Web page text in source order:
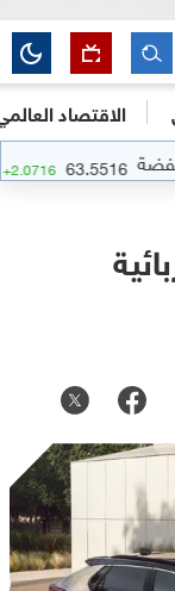
الاقتصاد
2.0716
%)